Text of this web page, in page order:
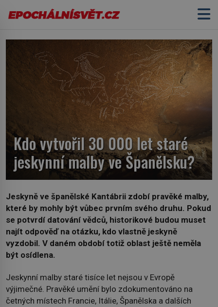
Kdo vytvořil 30 000 let staré
jeskynní malby ve Španělsku?
Jeskyně ve španělské Kantábrii zdobí pravěké malby,
které by mohly být vůbec prvním svého druhu. Pokud
se potvrdí datování vědců, historikové budou muset
najít odpověď na otázku, kdo vlastně jeskyně
vyzdobil. V daném období totiž oblast ještě neměla
být osídlena.
Jeskynní malby staré tisíce let nejsou v Evropě
výjimečné. Pravěké umění bylo zdokumentováno na
četných místech Francie, Itálie, Španělska a dalších